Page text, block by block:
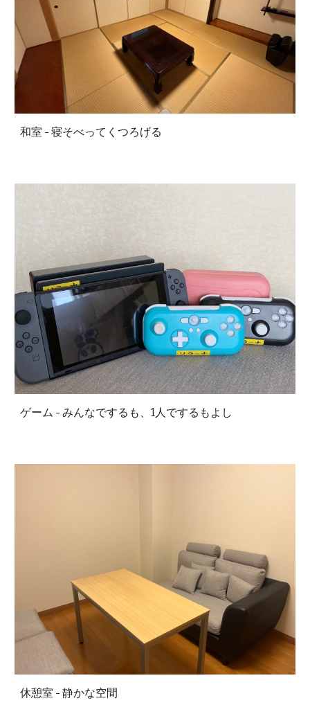
和室 - 寝そべってくつろげる
ゲーム - みんなでするも、1人でするもよし
休憩室 - 静かな空間